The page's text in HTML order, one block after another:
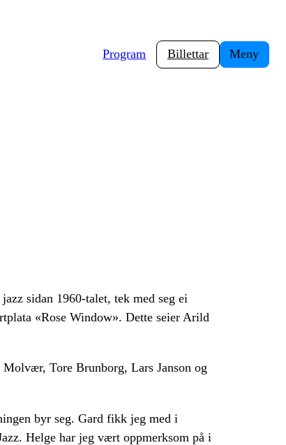
Program Billettar Meny
sidan 1960-talet, tek med seg ei
«Rose Window». Dette seier Arild
Tore Brunborg, Lars Janson og
byr seg. Gard fikk jeg med i
Helge har jeg vært oppmerksom på i